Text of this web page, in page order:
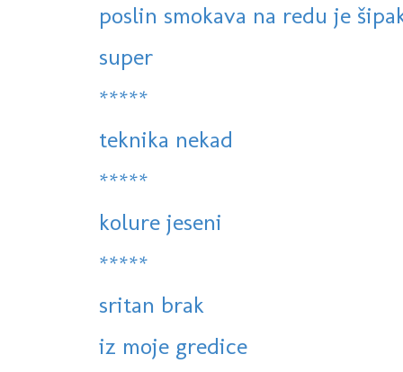
poslin smokava na redu je
super
*****
teknika nekad
*****
kolure jeseni
*****
sritan brak
iz moje gredice